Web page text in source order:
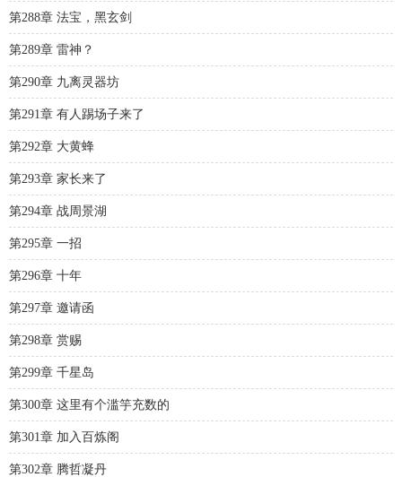
第288章 法宝，黑玄剑
第289章 雷神？
第290章 九离灵器坊
第291章 有人踢场子来了
第292章 大黄蜂
第293章 家长来了
第294章 战周景湖
第295章 一招
第296章 十年
第297章 邀请函
第298章 赏赐
第299章 千星岛
第300章 这里有个滥竽充数的
第301章 加入百炼阁
第302章 腾哲凝丹